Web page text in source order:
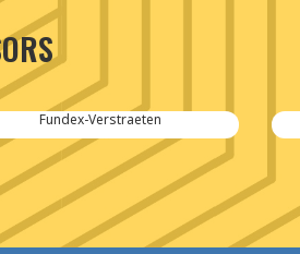
Fundex-Verstraeten